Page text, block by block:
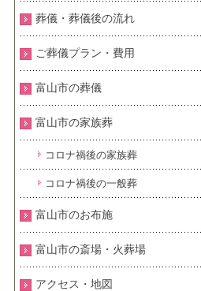
葬儀・葬儀後の流れ
ご葬儀プラン・費用
富山市の葬儀
富山市の家族葬
コロナ禍後の家族葬
コロナ禍後の一般葬
富山市のお布施
富山市の斎場・火葬場
アクセス・地図